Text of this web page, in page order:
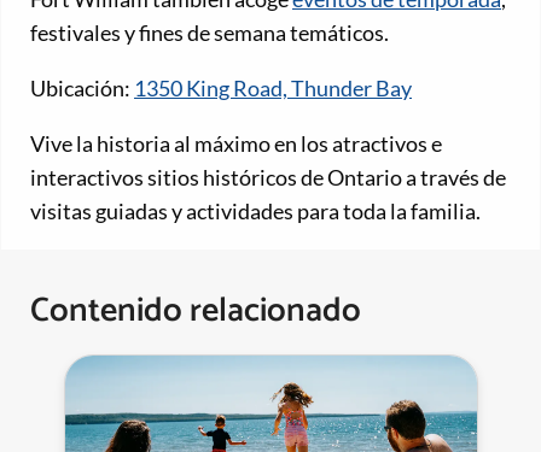
festivales y fines de semana temáticos.
Ubicación: 1350 King Road, Thunder Bay
Vive la historia al máximo en los atractivos e
interactivos sitios históricos de Ontario a través de
visitas guiadas y actividades para toda la familia.
Contenido relacionado